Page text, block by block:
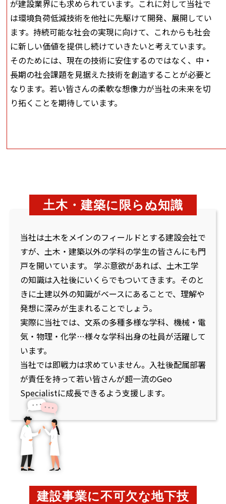
が建設業界にも求められています。これに対して当社で
は環境負荷低減技術を他社に先駆けて開発、展開してい
ます。持続可能な社会の実現に向けて、これからも社会
に新しい価値を提供し続けていきたいと考えています。
そのためには、現在の技術に安住するのではなく、中・
長期の社会課題を見据えた技術を創造することが必要と
なります。若い皆さんの柔軟な想像力が当社の未来を切
り拓くことを期待しています。
土木・建築に限らぬ知識
当社は土木をメインのフィールドとする建設会社で
すが、土木・建築以外の学科の学生の皆さんにも門
戸を開いています。 学ぶ意欲があれば、土木工学
の知識は入社後にいくらでもついてきます。そのと
きに土建以外の知識がベースにあることで、理解や
発想に深みが生まれることでしょう。
実際に当社では、文系の多種多様な学科、機械・電
気・物理・化学…様々な学科出身の社員が活躍して
います。
当社では即戦力は求めていません。入社後配属部署
が責任を持って若い皆さんが超一流のGeo
Specialistに成長できるよう支援します。
建設事業に不可欠な地下技